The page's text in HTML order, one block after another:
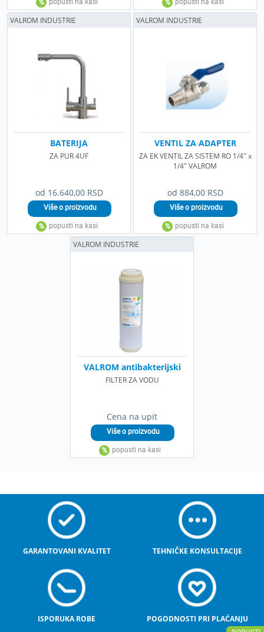
od 16.640,00 RSD
BATERIJA
ZA PUR 4UF
VALROM INDUSTRIE
od 884,00 RSD
VENTIL ZA ADAPTER
ZA EK VENTIL ZA SISTEM RO 1/4" x
1/4" VALROM
VALROM INDUSTRIE
Cena na upit
VALROM antibakterijski
FILTER ZA VODU
VALROM INDUSTRIE
GARANTOVANI KVALITET TEHNIČKE KONSULTACIJE
ISPORUKA ROBE POGODNOSTI PRI PLAĆANJU